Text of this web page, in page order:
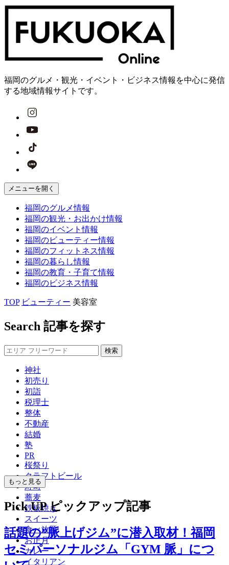
福岡のグルメ・観光・イベント・ビジネス情報を中心に発信
する地域情報サイトです。
メニューを開く
福岡のグルメ情報
福岡の観光・お出かけ情報
福岡のイベント情報
福岡のビューティー情報
福岡のフィットネス情報
福岡の暮らし情報
福岡の教育・子育て情報
福岡のビジネス情報
TOP ビューティー 美容室
Search 記事を探す
神社
初売り
初詣
税理士
整体
不動産
結婚
塾
PR
桜祭り
クラフトビール
寿司
蕎麦
鉄板焼き
スイーツ
食べ放題
お正月
カレー
イタリアン
もっと見る
Pick UP ピックアップ記事
話題の”脈上げジム”に潜入取材！福岡
セミパーソナルジム「GYM 脈」につ